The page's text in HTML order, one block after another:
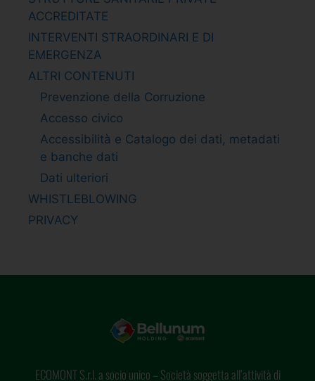
ACCREDITATE
INTERVENTI STRAORDINARI E DI
EMERGENZA
ALTRI CONTENUTI
Prevenzione della Corruzione
Accesso civico
Accessibilità e Catalogo dei dati, metadati
e banche dati
Dati ulteriori
WHISTLEBLOWING
PRIVACY
ECOMONT S.r.l. a socio unico – Società soggetta all’attività di